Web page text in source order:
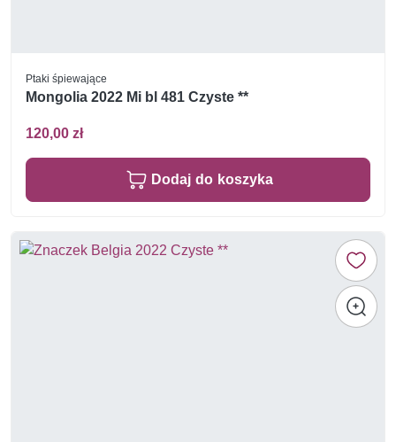
Ptaki śpiewające
Mongolia 2022 Mi bl 481 Czyste **
120,00 zł
Dodaj do koszyka